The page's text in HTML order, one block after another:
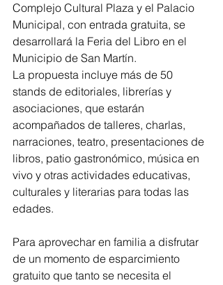
Complejo Cultural Plaza y el Palacio
Municipal, con entrada gratuita, se
desarrollará la Feria del Libro en el
Municipio de San Martín.
La propuesta incluye más de 50
stands de editoriales, librerías y
asociaciones, que estarán
acompañados de talleres, charlas,
narraciones, teatro, presentaciones de
libros, patio gastronómico, música en
vivo y otras actividades educativas,
culturales y literarias para todas las
edades.
Para aprovechar en familia a disfrutar
de un momento de esparcimiento
gratuito que tanto se necesita el